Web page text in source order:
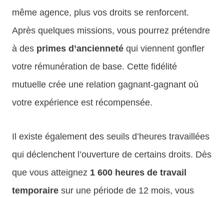
même agence, plus vos droits se renforcent.
Après quelques missions, vous pourrez prétendre
à des primes d’ancienneté qui viennent gonfler
votre rémunération de base. Cette fidélité
mutuelle crée une relation gagnant-gagnant où
votre expérience est récompensée.
Il existe également des seuils d’heures travaillées
qui déclenchent l’ouverture de certains droits. Dès
que vous atteignez 1 600 heures de travail
temporaire sur une période de 12 mois, vous